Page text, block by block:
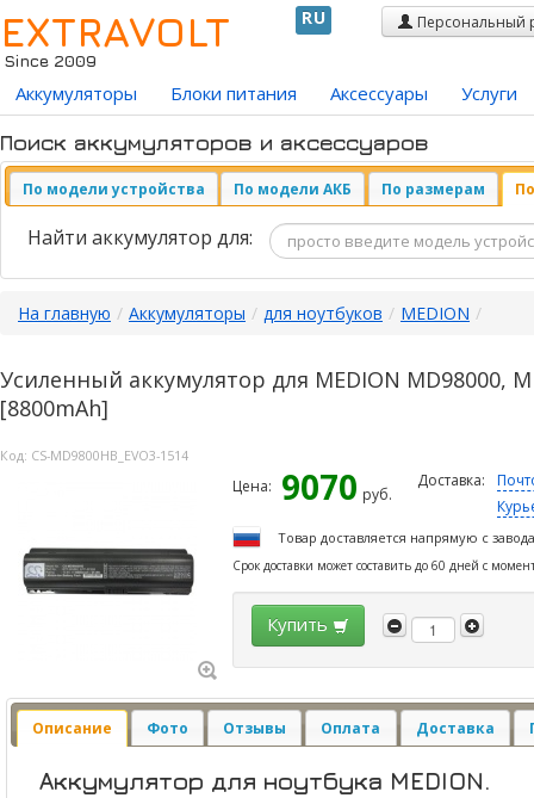
EXTRAVOLT
Since 2009
RU Персональный
Аккумуляторы Блоки питания Аксессуары Услуги
Поиск аккумуляторов и аксессуаров
По модели устройства По модели АКБ По размерам
Найти аккумулятор для:
На главную / Аккумуляторы / для ноутбуков / MEDION /
Усиленный аккумулятор для MEDION MD98000,
[8800mAh]
Код: CS-MD9800HB_EVO3-1514
Цена: 9070 руб.
Доставка:
Товар доставляется напрямую с
Срок доставки может составить до 60 дней с
Купить
Описание Фото Отзывы Оплата Доставка
Аккумулятор для ноутбука MEDION.